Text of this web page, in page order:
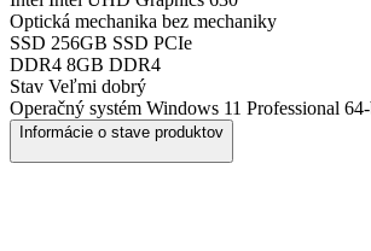
Optická mechanika bez mechaniky
SSD 256GB SSD PCIe
DDR4 8GB DDR4
Stav Veľmi dobrý
Operačný systém Windows 11 Professional
Informácie o stave produktov